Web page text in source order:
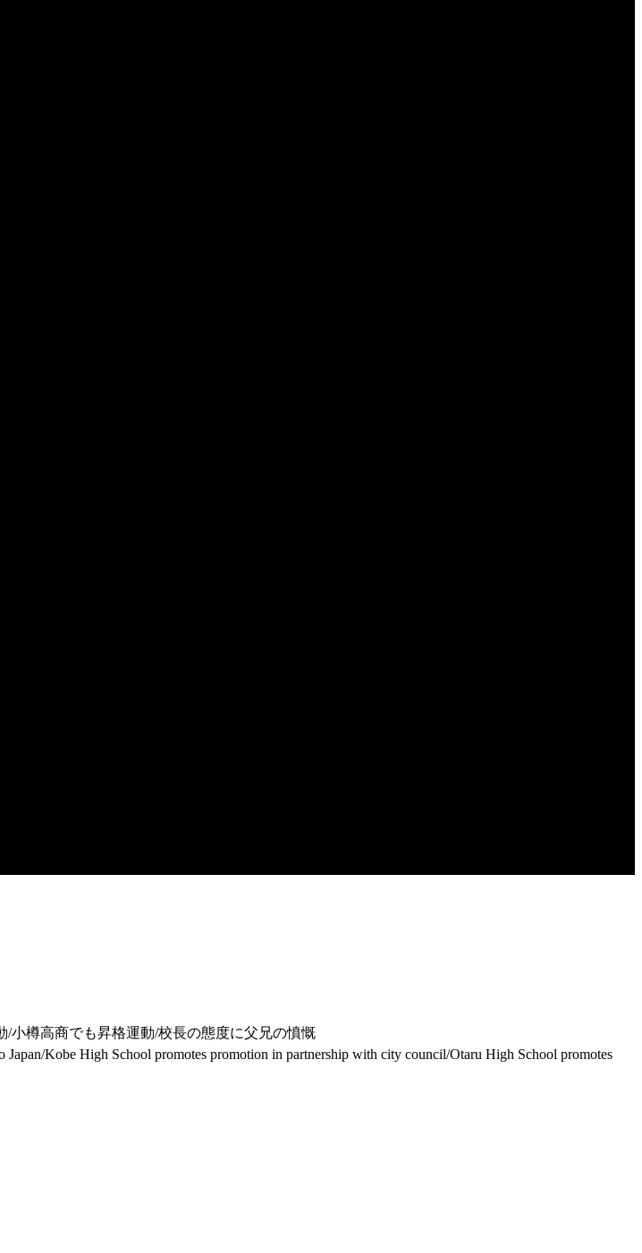
小樽高商でも昇格運動/校長の態度に父兄の憤慨
Japan/Kobe High School promotes promotion in partnership with city council/Otaru High School promotes